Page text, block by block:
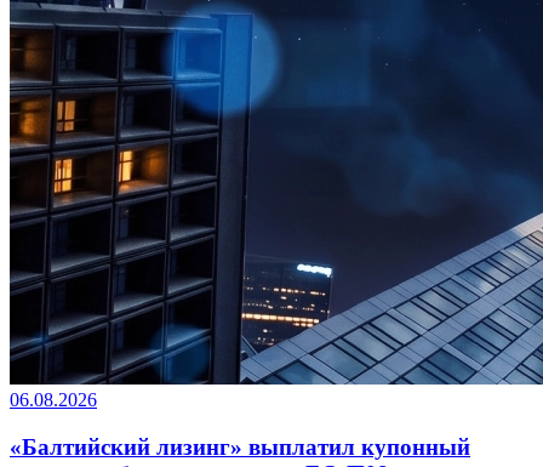
06.08.2026
«Балтийский лизинг» выплатил купонный